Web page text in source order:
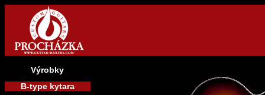
Výrobky
B-type kytara